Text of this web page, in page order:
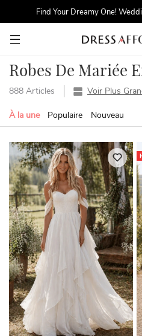
Find Your Dreamy One!
First Order
Robes De Mariée
888 Articles Voir Plus
À la une Populaire Nouveau